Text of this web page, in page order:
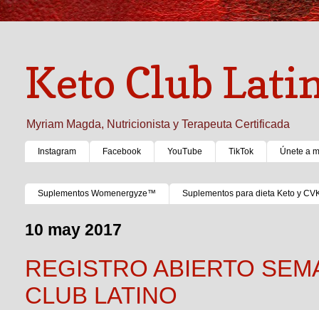
Keto Club
Myriam Magda, Nutricionista y Terapeuta Certificada
Instagram Facebook YouTube TikTok Únete a
Suplementos Womenergyze™ Suplementos para dieta Keto y
10 may 2017
REGISTRO ABIERTO
CLUB LATINO